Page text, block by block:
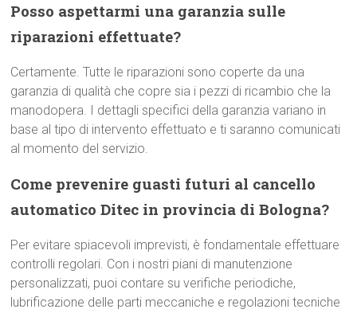
Posso aspettarmi una garanzia sulle
riparazioni effettuate?
Certamente. Tutte le riparazioni sono coperte da una
garanzia di qualità che copre sia i pezzi di ricambio che la
manodopera. I dettagli specifici della garanzia variano in
base al tipo di intervento effettuato e ti saranno comunicati
al momento del servizio.
Come prevenire guasti futuri al cancello
automatico Ditec in provincia di Bologna?
Per evitare spiacevoli imprevisti, è fondamentale effettuare
controlli regolari. Con i nostri piani di manutenzione
personalizzati, puoi contare su verifiche periodiche,
lubrificazione delle parti meccaniche e regolazioni tecniche